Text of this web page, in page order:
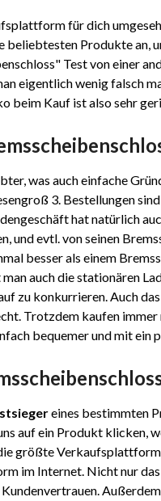
für dich
beliebtesten Produkte an,
Testvon einer
eigentlich wenig falsch
beim Kauf ist also sehr
was auch einfache
3. Bestellungen
hat natürlich
und evtl. von seinen
besser als einem
auch die stationären
zu konkurrieren. Auch
Trotzdem kaufen
bequemer und mit
eines bestimmten
auf ein Produkt klicken,
größte
im Internet. Nicht nur